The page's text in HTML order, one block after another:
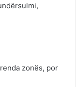
zonës, por